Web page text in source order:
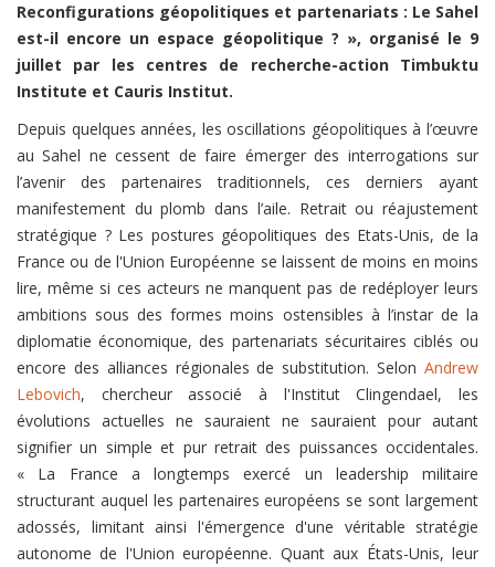
Reconfigurations géopolitiques et partenariats : Le Sahel
est-il encore un espace géopolitique ? », organisé le 9
juillet par les centres de recherche-action Timbuktu
Institute et Cauris Institut.
Depuis quelques années, les oscillations géopolitiques à l’œuvre
au Sahel ne cessent de faire émerger des interrogations sur
l’avenir des partenaires traditionnels, ces derniers ayant
manifestement du plomb dans l’aile. Retrait ou réajustement
stratégique ? Les postures géopolitiques des Etats-Unis, de la
France ou de l'Union Européenne se laissent de moins en moins
lire, même si ces acteurs ne manquent pas de redéployer leurs
ambitions sous des formes moins ostensibles à l’instar de la
diplomatie économique, des partenariats sécuritaires ciblés ou
encore des alliances régionales de substitution. Selon Andrew
Lebovich, chercheur associé à l'Institut Clingendael, les
évolutions actuelles ne sauraient ne sauraient pour autant
signifier un simple et pur retrait des puissances occidentales.
« La France a longtemps exercé un leadership militaire
structurant auquel les partenaires européens se sont largement
adossés, limitant ainsi l'émergence d'une véritable stratégie
autonome de l'Union européenne. Quant aux États-Unis, leur